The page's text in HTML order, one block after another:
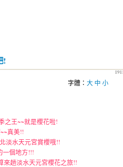
!
字體： 大 中 小
之王~~就是櫻花啦!
真美!!
淡水天元宮賞櫻哦!!
一個地方!!!
來趟淡水天元宮櫻花之旅!!